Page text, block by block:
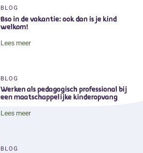
BLOG
Bso in de vakantie: ook dan is je kind
welkom!
Lees meer
BLOG
Werken als pedagogisch professional bij
een maatschappelijke kinderopvang
Lees meer
BLOG